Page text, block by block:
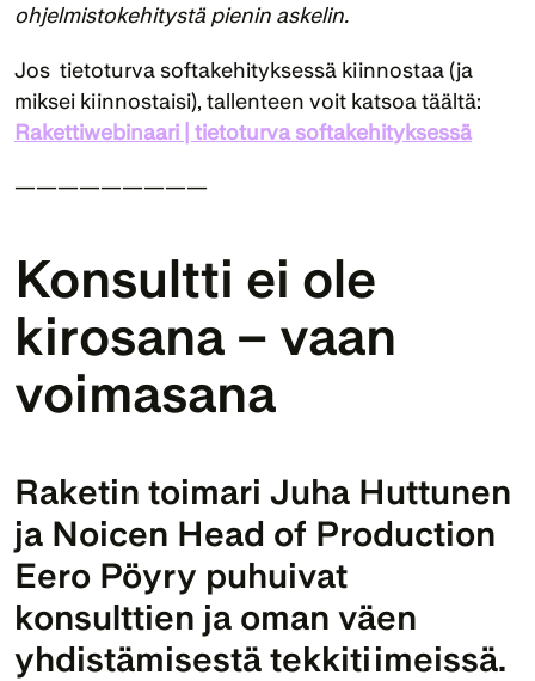
ohjelmistokehitystä pienin askelin.
Jos  tietoturva softakehityksessä kiinnostaa (ja
Rakettiwebinaari | tietoturva softakehityksessä
—————————
Konsultti ei ole
kirosana – vaan
voimasana
Raketin toimari Juha Huttunen
ja Noicen Head of Production
Eero Pöyry puhuivat
konsulttien ja oman väen
yhdistämisestä tekkitiimeissä.